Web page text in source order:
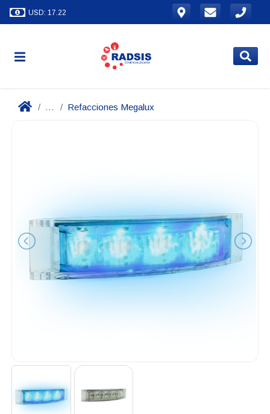
USD: 17.22
... Refacciones Megalux